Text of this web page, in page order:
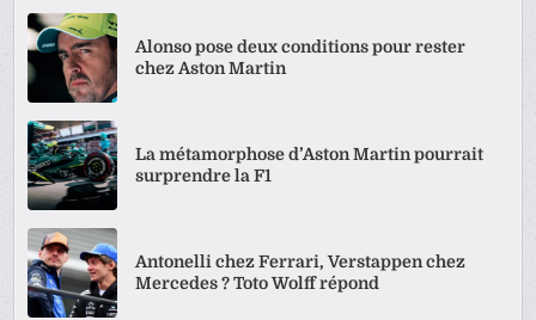
Alonso pose deux conditions pour rester
chez Aston Martin
La métamorphose d’Aston Martin pourrait
surprendre la F1
Antonelli chez Ferrari, Verstappen chez
Mercedes ? Toto Wolff répond